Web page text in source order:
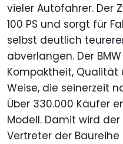
vieler Autofahrer. Der
100 PS und sorgt für
selbst deutlich
abverlangen. Der
Kompaktheit, Qualität
Weise, die seinerzeit
Über 330.000 Käufer
Modell. Damit wird
Vertreter der